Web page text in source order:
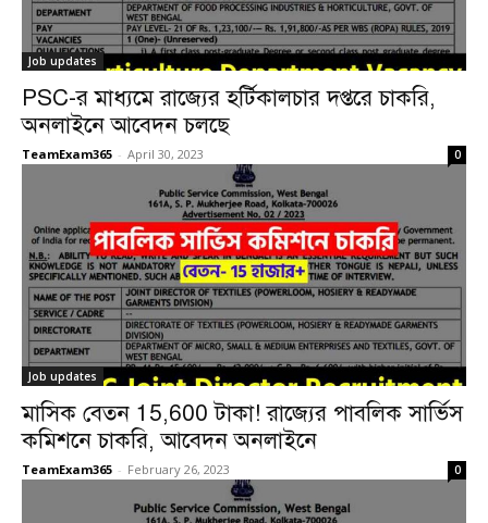
Job updates
PSC-র মাধ্যমে রাজ্যের হর্টিকালচার দপ্তরে চাকরি,
অনলাইনে আবেদন চলছে
TeamExam365 - April 30, 2023 0
Job updates
মাসিক বেতন 15,600 টাকা! রাজ্যের পাবলিক সার্ভিস
কমিশনে চাকরি, আবেদন অনলাইনে
TeamExam365 - February 26, 2023 0